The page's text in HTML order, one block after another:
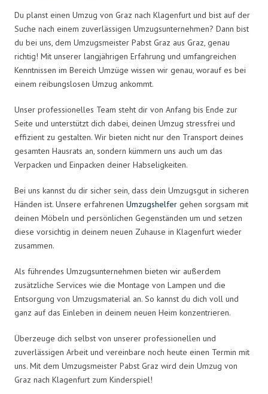
Du planst einen Umzug von Graz nach Klagenfurt und bist auf der
Suche nach einem zuverlässigen Umzugsunternehmen? Dann bist
du bei uns, dem Umzugsmeister Pabst Graz aus Graz, genau
richtig! Mit unserer langjährigen Erfahrung und umfangreichen
Kenntnissen im Bereich Umzüge wissen wir genau, worauf es bei
einem reibungslosen Umzug ankommt.
Unser professionelles Team steht dir von Anfang bis Ende zur
Seite und unterstützt dich dabei, deinen Umzug stressfrei und
effizient zu gestalten. Wir bieten nicht nur den Transport deines
gesamten Hausrats an, sondern kümmern uns auch um das
Verpacken und Einpacken deiner Habseligkeiten.
Bei uns kannst du dir sicher sein, dass dein Umzugsgut in sicheren
Händen ist. Unsere erfahrenen Umzugshelfer gehen sorgsam mit
deinen Möbeln und persönlichen Gegenständen um und setzen
diese vorsichtig in deinem neuen Zuhause in Klagenfurt wieder
zusammen.
Als führendes Umzugsunternehmen bieten wir außerdem
zusätzliche Services wie die Montage von Lampen und die
Entsorgung von Umzugsmaterial an. So kannst du dich voll und
ganz auf das Einleben in deinem neuen Heim konzentrieren.
Überzeuge dich selbst von unserer professionellen und
zuverlässigen Arbeit und vereinbare noch heute einen Termin mit
uns. Mit dem Umzugsmeister Pabst Graz wird dein Umzug von
Graz nach Klagenfurt zum Kinderspiel!